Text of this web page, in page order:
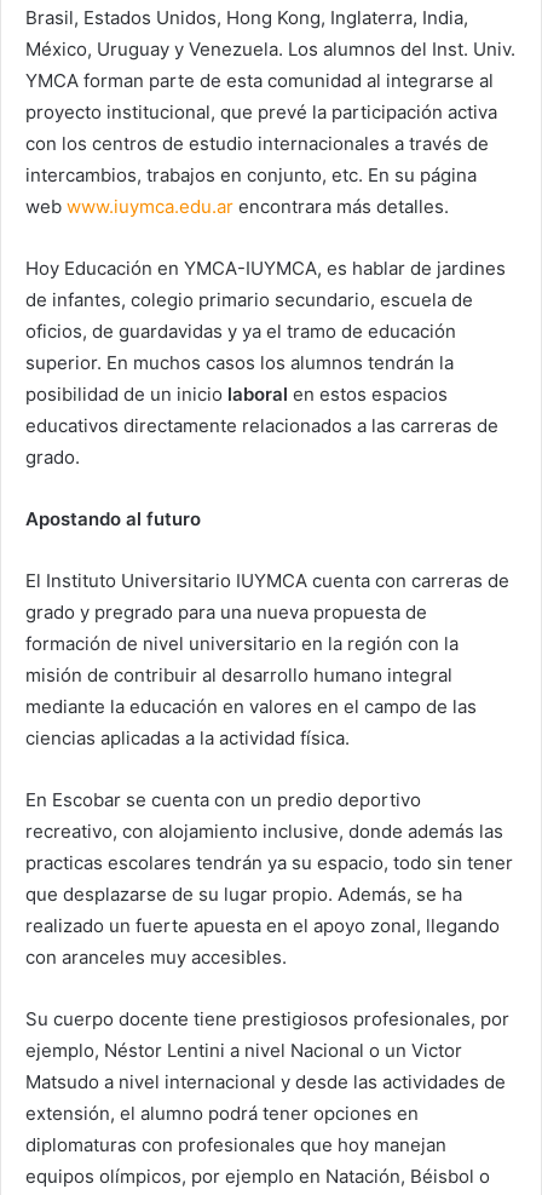
Brasil, Estados Unidos, Hong Kong, Inglaterra, India,
México, Uruguay y Venezuela. Los alumnos del Inst. Univ.
YMCA forman parte de esta comunidad al integrarse al
proyecto institucional, que prevé la participación activa
con los centros de estudio internacionales a través de
intercambios, trabajos en conjunto, etc. En su página
web www.iuymca.edu.ar encontrara más detalles.
Hoy Educación en YMCA-IUYMCA, es hablar de jardines
de infantes, colegio primario secundario, escuela de
oficios, de guardavidas y ya el tramo de educación
superior. En muchos casos los alumnos tendrán la
posibilidad de un inicio laboral en estos espacios
educativos directamente relacionados a las carreras de
grado.
Apostando al futuro
El Instituto Universitario IUYMCA cuenta con carreras de
grado y pregrado para una nueva propuesta de
formación de nivel universitario en la región con la
misión de contribuir al desarrollo humano integral
mediante la educación en valores en el campo de las
ciencias aplicadas a la actividad física.
En Escobar se cuenta con un predio deportivo
recreativo, con alojamiento inclusive, donde además las
practicas escolares tendrán ya su espacio, todo sin tener
que desplazarse de su lugar propio. Además, se ha
realizado un fuerte apuesta en el apoyo zonal, llegando
con aranceles muy accesibles.
Su cuerpo docente tiene prestigiosos profesionales, por
ejemplo, Néstor Lentini a nivel Nacional o un Victor
Matsudo a nivel internacional y desde las actividades de
extensión, el alumno podrá tener opciones en
diplomaturas con profesionales que hoy manejan
equipos olímpicos, por ejemplo en Natación, Béisbol o